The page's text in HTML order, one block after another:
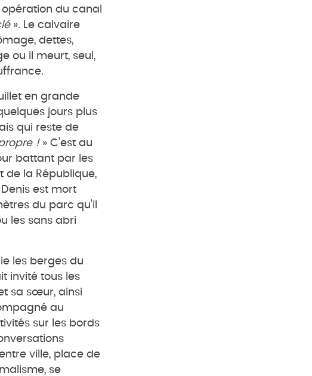
du canal
». Le calvaire
dettes,
ou il meurt, seul,
en grande
jours plus
qui reste de
!» C’est au
battant par les
de la République,
est mort
du parc qu’il
les sans abri
les berges du
invité tous les
sa sœur, ainsi
au
sur les bords
ville, place de
se